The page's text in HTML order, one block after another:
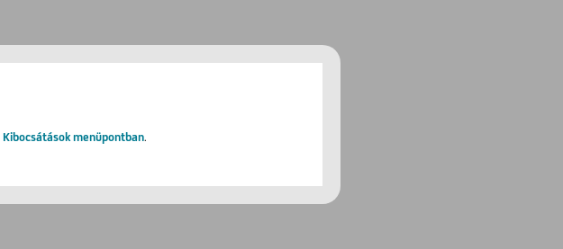
Kibocsátások menüpontban.